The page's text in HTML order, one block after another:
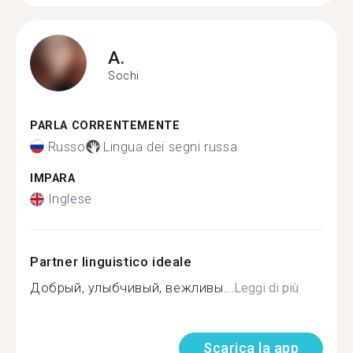
A.
Sochi
PARLA CORRENTEMENTE
Russo Lingua dei segni russa
IMPARA
Inglese
Partner linguistico ideale
Добрый, улыбчивый, вежливы...Leggi di più
Scarica la app